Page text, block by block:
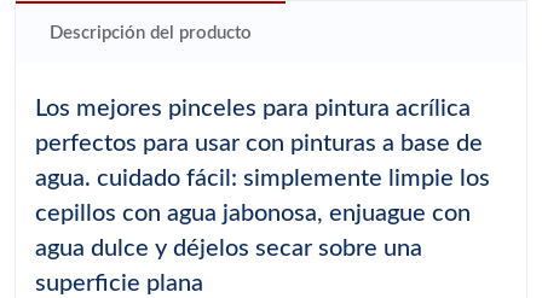
Descripción del producto
Los mejores pinceles para pintura acrílica
perfectos para usar con pinturas a base de
agua. cuidado fácil: simplemente limpie los
cepillos con agua jabonosa, enjuague con
agua dulce y déjelos secar sobre una
superficie plana